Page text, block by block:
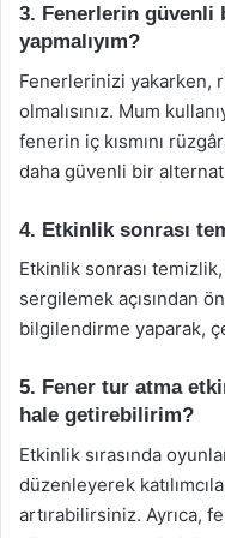
3. Fenerlerin güvenli
yapmalıyım?
Fenerlerinizi yakarken,
olmalısınız. Mum
fenerin iç kısmını
daha güvenli bir
4. Etkinlik sonrası
Etkinlik sonrası
sergilemek açısından
bilgilendirme yaparak,
5. Fener tur atma
hale getirebilirim?
Etkinlik sırasında
düzenleyerek
artırabilirsiniz. Ayrıca,